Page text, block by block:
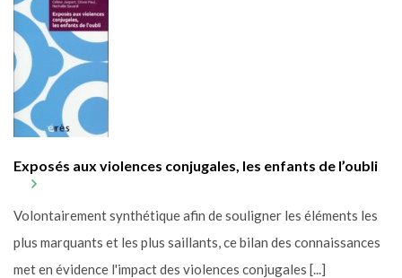
Exposés aux violences conjugales, les enfants de l’oubli
Volontairement synthétique afin de souligner les éléments les
plus marquants et les plus saillants, ce bilan des connaissances
met en évidence l'impact des violences conjugales [...]